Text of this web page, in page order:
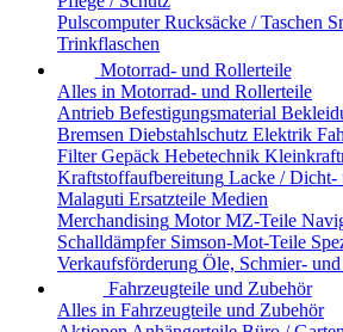
Pulscomputer Rucksäcke / Taschen
Trinkflaschen
Motorrad- und Rollerteile
Alles in Motorrad- und Rollerteile
Antrieb Befestigungsmaterial
Bremsen Diebstahlschutz Elektrik
Filter Gepäck Hebetechnik
Kraftstoffaufbereitung Lacke / Dicht-
Malaguti Ersatzteile Medien
Merchandising Motor MZ-Teile
Schalldämpfer Simson-Mot-Teile
Verkaufsförderung Öle, Schmier-
Fahrzeugteile und Zubehör
Alles in Fahrzeugteile und Zubehör